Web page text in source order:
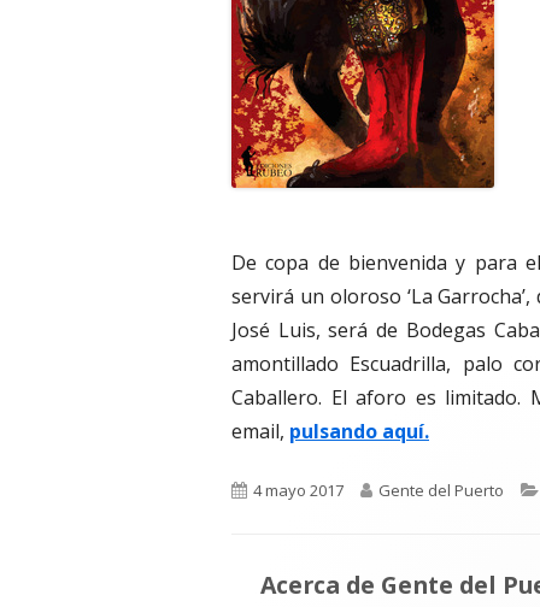
De copa de bienvenida y para
servirá un oloroso ‘La
José Luis, será de Bodegas
amontillado Escuadrilla, palo
Caballero. El aforo es limitado.
email, pulsando aquí.
Publicado
4 mayo 2017 Autor
Gente del Puerto
Acerca de Gente del